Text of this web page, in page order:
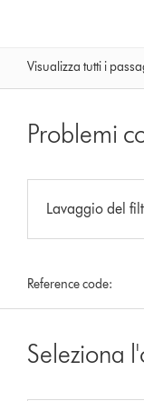
Visualizza tutti i
Problemi
Lavaggio del
Reference code:
Seleziona